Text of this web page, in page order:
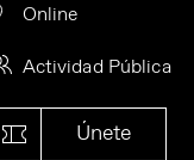
Online
Actividad Pública
Únete